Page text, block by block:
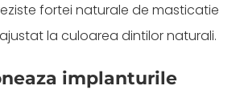
fortei naturale de masticatie
la culoarea dintilor naturali.
implanturile